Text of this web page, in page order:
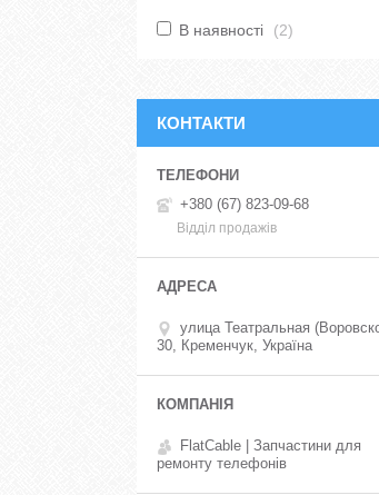
В наявності 2
КОНТАКТИ
+380 (67) 823-09-68
Відділ продажів
улица Театральная
30, Кременчук, Україна
FlatCable | Запчастини для
ремонту телефонів